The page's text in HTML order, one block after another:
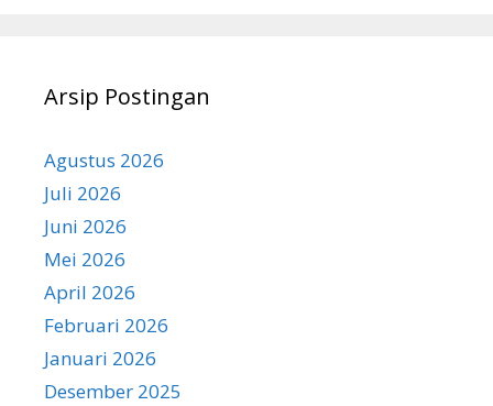
Arsip Postingan
Agustus 2026
Juli 2026
Juni 2026
Mei 2026
April 2026
Februari 2026
Januari 2026
Desember 2025